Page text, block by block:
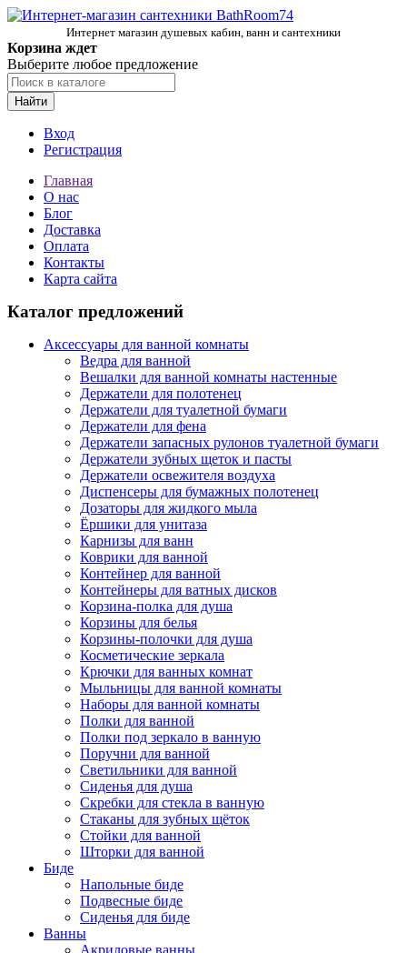
Интернет магазин душевых кабин, ванн и сантехники
Корзина ждет
Выберите любое предложение
Найти
Вход
Регистрация
Главная
О нас
Блог
Доставка
Оплата
Контакты
Карта сайта
Каталог предложений
Аксессуары для ванной комнаты
Ведра для ванной
Вешалки для ванной комнаты настенные
Держатели для полотенец
Держатели для туалетной бумаги
Держатели для фена
Держатели запасных рулонов туалетной бумаги
Держатели зубных щеток и пасты
Держатели освежителя воздуха
Диспенсеры для бумажных полотенец
Дозаторы для жидкого мыла
Ёршики для унитаза
Карнизы для ванн
Коврики для ванной
Контейнер для ванной
Контейнеры для ватных дисков
Корзина-полка для душа
Корзины для белья
Корзины-полочки для душа
Косметические зеркала
Крючки для ванных комнат
Мыльницы для ванной комнаты
Наборы для ванной комнаты
Полки для ванной
Полки под зеркало в ванную
Поручни для ванной
Светильники для ванной
Сиденья для душа
Скребки для стекла в ванную
Стаканы для зубных щёток
Стойки для ванной
Шторки для ванной
Биде
Напольные биде
Подвесные биде
Сиденья для биде
Ванны
Акриловые ванны